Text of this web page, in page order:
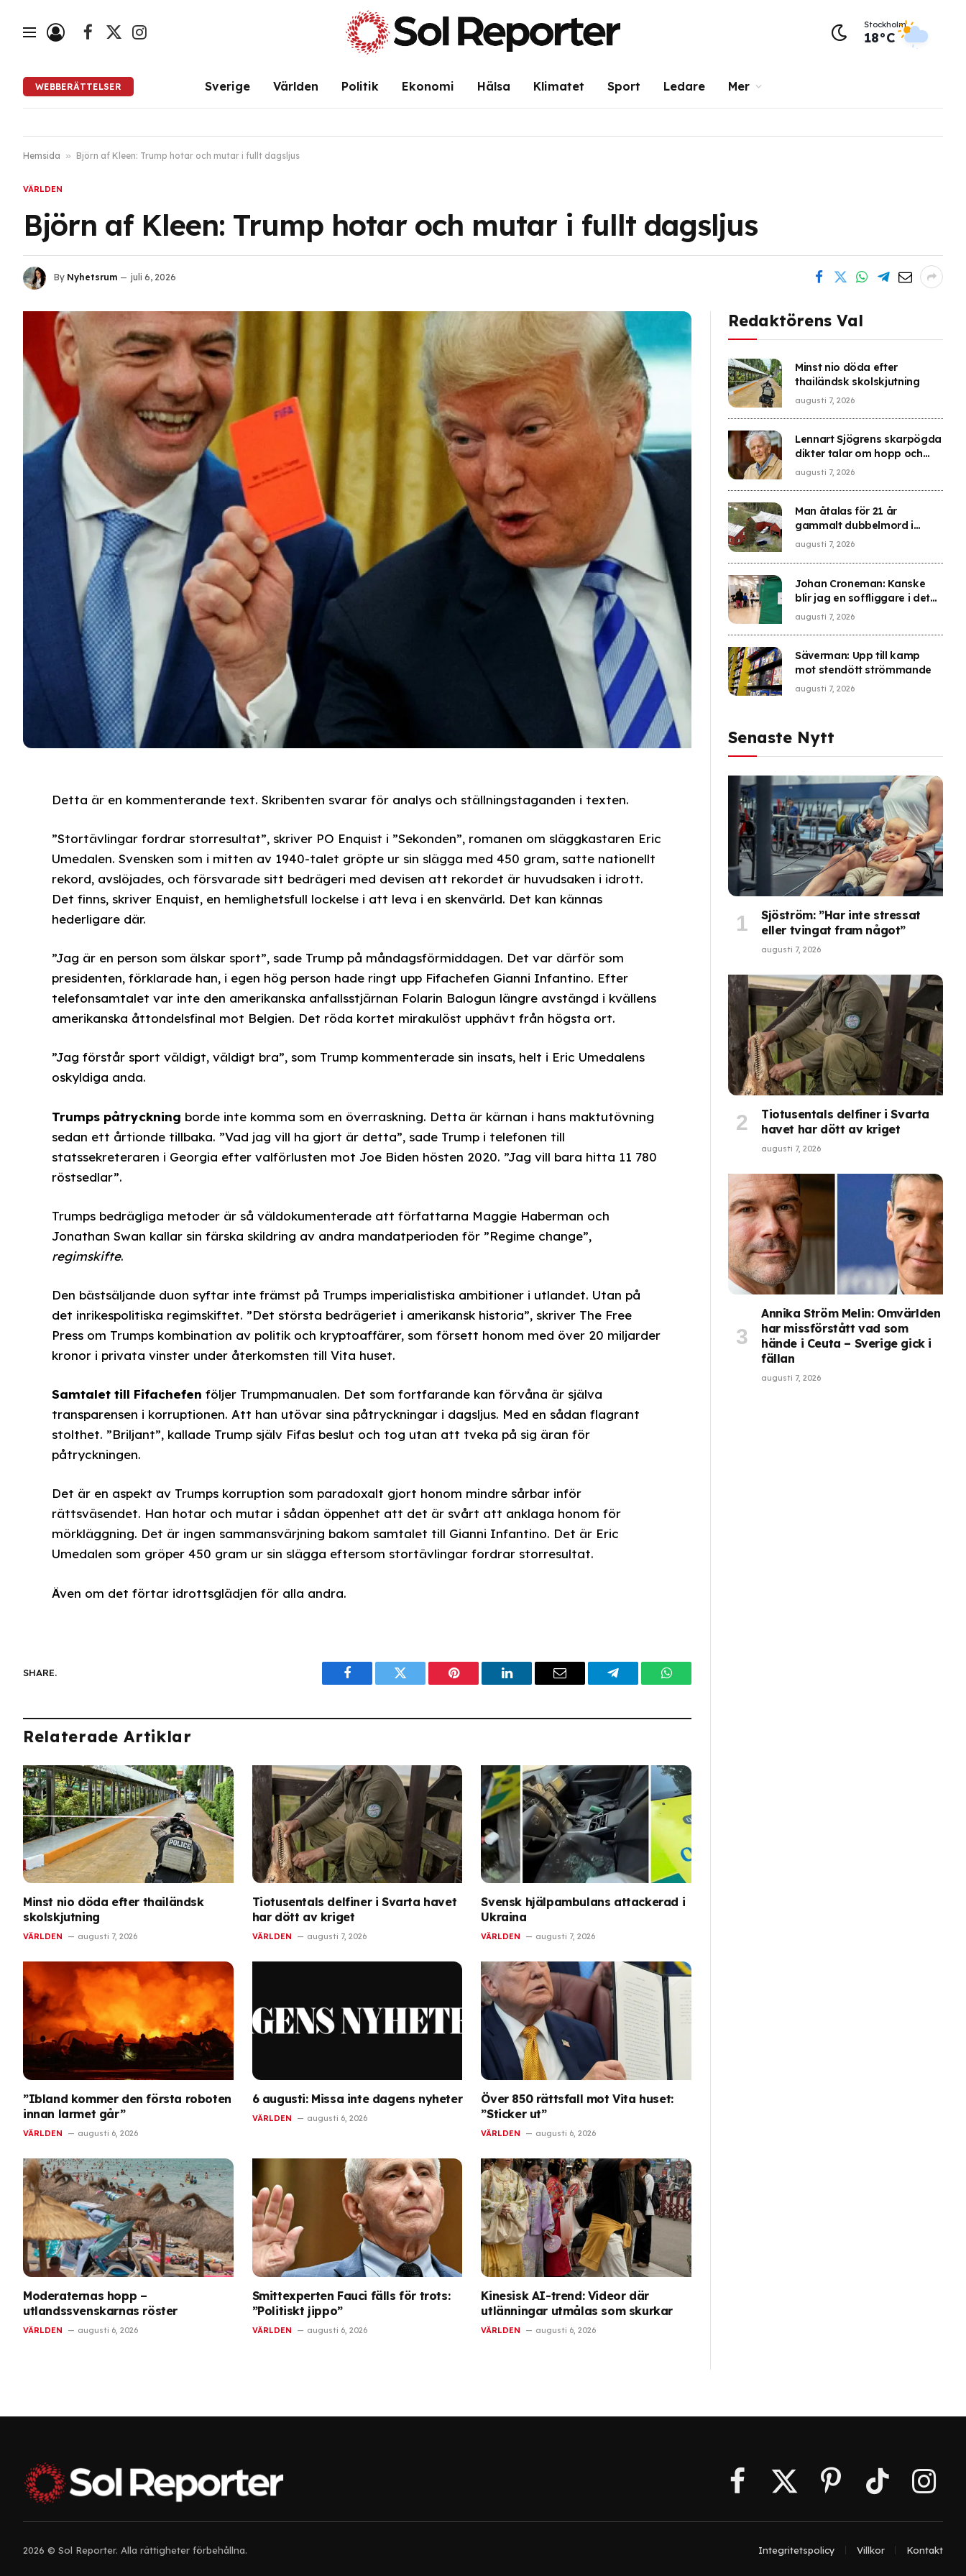
Facebook
X
Instagram
Stockholm
18°C
WEBBERÄTTELSER Sverige Världen Politik Ekonomi Hälsa Klimatet Sport Ledare Mer
Hemsida » Björn af Kleen: Trump hotar och mutar i fullt dagsljus
VÄRLDEN
Björn af Kleen: Trump hotar och mutar i fullt dagsljus
By Nyhetsrum juli 6, 2026
Detta är en kommenterande text. Skribenten svarar för analys och ställningstaganden i texten.
”Stortävlingar fordrar storresultat”, skriver PO Enquist i ”Sekonden”, romanen om släggkastaren Eric
Umedalen. Svensken som i mitten av 1940-talet gröpte ur sin slägga med 450 gram, satte nationellt
rekord, avslöjades, och försvarade sitt bedrägeri med devisen att rekordet är huvudsaken i idrott.
Det finns, skriver Enquist, en hemlighetsfull lockelse i att leva i en skenvärld. Det kan kännas
hederligare där.
”Jag är en person som älskar sport”, sade Trump på måndagsförmiddagen. Det var därför som
presidenten, förklarade han, i egen hög person hade ringt upp Fifachefen Gianni Infantino. Efter
telefonsamtalet var inte den amerikanska anfallsstjärnan Folarin Balogun längre avstängd i kvällens
amerikanska åttondelsfinal mot Belgien. Det röda kortet mirakulöst upphävt från högsta ort.
”Jag förstår sport väldigt, väldigt bra”, som Trump kommenterade sin insats, helt i Eric Umedalens
oskyldiga anda.
Trumps påtryckning borde inte komma som en överraskning. Detta är kärnan i hans maktutövning
sedan ett årtionde tillbaka. ”Vad jag vill ha gjort är detta”, sade Trump i telefonen till
statssekreteraren i Georgia efter valförlusten mot Joe Biden hösten 2020. ”Jag vill bara hitta 11 780
röstsedlar”.
Trumps bedrägliga metoder är så väldokumenterade att författarna Maggie Haberman och
Jonathan Swan kallar sin färska skildring av andra mandatperioden för ”Regime change”,
regimskifte.
Den bästsäljande duon syftar inte främst på Trumps imperialistiska ambitioner i utlandet. Utan på
det inrikespolitiska regimskiftet. ”Det största bedrägeriet i amerikansk historia”, skriver The Free
Press om Trumps kombination av politik och kryptoaffärer, som försett honom med över 20 miljarder
kronor i privata vinster under återkomsten till Vita huset.
Samtalet till Fifachefen följer Trumpmanualen. Det som fortfarande kan förvåna är själva
transparensen i korruptionen. Att han utövar sina påtryckningar i dagsljus. Med en sådan flagrant
stolthet. ”Briljant”, kallade Trump själv Fifas beslut och tog utan att tveka på sig äran för
påtryckningen.
Det är en aspekt av Trumps korruption som paradoxalt gjort honom mindre sårbar inför
rättsväsendet. Han hotar och mutar i sådan öppenhet att det är svårt att anklaga honom för
mörkläggning. Det är ingen sammansvärjning bakom samtalet till Gianni Infantino. Det är Eric
Umedalen som gröper 450 gram ur sin slägga eftersom stortävlingar fordrar storresultat.
Även om det förtar idrottsglädjen för alla andra.
SHARE.
FacebookTwitter PinterestLinkedInEmail TelegramWhatsApp
Relaterade Artiklar
Minst nio döda efter thailändsk
skolskjutning
VÄRLDEN augusti 7, 2026
Tiotusentals delfiner i Svarta havet
har dött av kriget
VÄRLDEN augusti 7, 2026
Svensk hjälpambulans attackerad i
Ukraina
VÄRLDEN augusti 7, 2026
”Ibland kommer den första roboten
innan larmet går”
VÄRLDEN augusti 6, 2026
6 augusti: Missa inte dagens nyheter
VÄRLDEN augusti 6, 2026
Över 850 rättsfall mot Vita huset:
”Sticker ut”
VÄRLDEN augusti 6, 2026
Moderaternas hopp –
utlandssvenskarnas röster
VÄRLDEN augusti 6, 2026
Smittexperten Fauci fälls för trots:
”Politiskt jippo”
VÄRLDEN augusti 6, 2026
Kinesisk AI-trend: Videor där
utlänningar utmålas som skurkar
VÄRLDEN augusti 6, 2026
Redaktörens Val
Minst nio döda efter
thailändsk skolskjutning
augusti 7, 2026
Lennart Sjögrens skarpögda
dikter talar om hopp och
förändring
augusti 7, 2026
Man åtalas för 21 år
gammalt dubbelmord i
Brattås
augusti 7, 2026
Johan Croneman: Kanske
blir jag en soffliggare i det
här valet
augusti 7, 2026
Säverman: Upp till kamp
mot stendött strömmande
augusti 7, 2026
Senaste Nytt
Sjöström: ”Har inte stressat
eller tvingat fram något”
augusti 7, 2026
Tiotusentals delfiner i Svarta
havet har dött av kriget
augusti 7, 2026
Annika Ström Melin: Omvärlden
har missförstått vad som
hände i Ceuta – Sverige gick i
fällan
augusti 7, 2026
FacebookX
Pinterest TikTok
2026 © Sol Reporter. Alla rättigheter förbehållna. Integritetspolicy Villkor Kontakt